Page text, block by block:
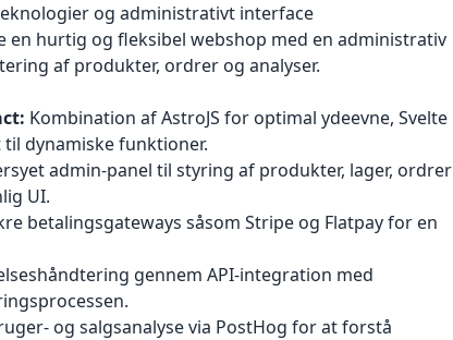
og administrativt interface
en hurtig og fleksibel webshop med en administrativ
af produkter, ordrer og analyser.
Kombination af AstroJS for optimal ydeevne, Svelte
dynamiske funktioner.
admin-panel til styring af produkter, lager, ordrer
UI.
betalingsgateways såsom Stripe og Flatpay for en
gennem API-integration med
og salgsanalyse via PostHog for at forstå